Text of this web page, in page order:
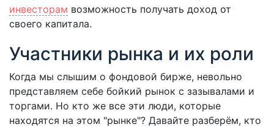
инвесторам возможность получать доход от
своего капитала.
Участники рынка и их роли
Когда мы слышим о фондовой бирже, невольно
представляем себе бойкий рынок с зазывалами и
торгами. Но кто же все эти люди, которые
находятся на этом "рынке"? Давайте разберём, кто